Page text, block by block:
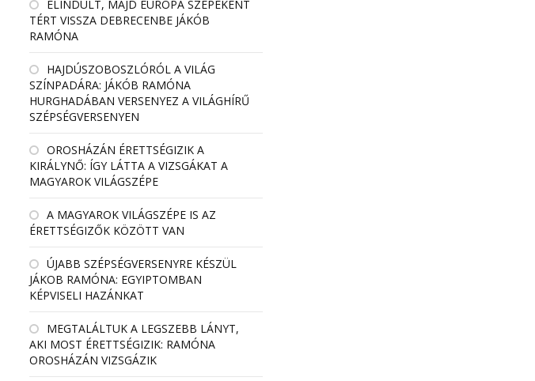
ELINDULT, MAJD EURÓPA SZÉPEKÉNT
TÉRT VISSZA DEBRECENBE JÁKÓB
RAMÓNA
HAJDÚSZOBOSZLÓRÓL A VILÁG
SZÍNPADÁRA: JÁKÓB RAMÓNA
HURGHADÁBAN VERSENYEZ A VILÁGHÍRŰ
SZÉPSÉGVERSENYEN
OROSHÁZÁN ÉRETTSÉGIZIK A
KIRÁLYNŐ: ÍGY LÁTTA A VIZSGÁKAT A
MAGYAROK VILÁGSZÉPE
A MAGYAROK VILÁGSZÉPE IS AZ
ÉRETTSÉGIZŐK KÖZÖTT VAN
ÚJABB SZÉPSÉGVERSENYRE KÉSZÜL
JÁKOB RAMÓNA: EGYIPTOMBAN
KÉPVISELI HAZÁNKAT
MEGTALÁLTUK A LEGSZEBB LÁNYT,
AKI MOST ÉRETTSÉGIZIK: RAMÓNA
OROSHÁZÁN VIZSGÁZIK